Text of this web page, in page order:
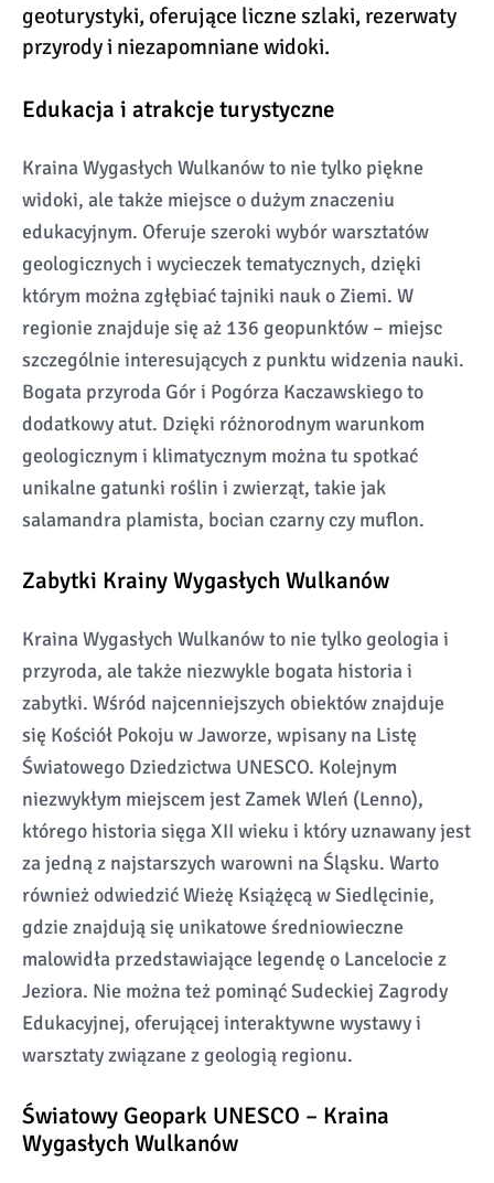
geoturystyki, oferujące liczne szlaki, rezerwaty
przyrody i niezapomniane widoki.
Edukacja i atrakcje turystyczne
Kraina Wygasłych Wulkanów to nie tylko piękne
widoki, ale także miejsce o dużym znaczeniu
edukacyjnym. Oferuje szeroki wybór warsztatów
geologicznych i wycieczek tematycznych, dzięki
którym można zgłębiać tajniki nauk o Ziemi. W
regionie znajduje się aż 136 geopunktów – miejsc
szczególnie interesujących z punktu widzenia nauki.
Bogata przyroda Gór i Pogórza Kaczawskiego to
dodatkowy atut. Dzięki różnorodnym warunkom
geologicznym i klimatycznym można tu spotkać
unikalne gatunki roślin i zwierząt, takie jak
salamandra plamista, bocian czarny czy muflon.
Zabytki Krainy Wygasłych Wulkanów
Kraina Wygasłych Wulkanów to nie tylko geologia i
przyroda, ale także niezwykle bogata historia i
zabytki. Wśród najcenniejszych obiektów znajduje
się Kościół Pokoju w Jaworze, wpisany na Listę
Światowego Dziedzictwa UNESCO. Kolejnym
niezwykłym miejscem jest Zamek Wleń (Lenno),
którego historia sięga XII wieku i który uznawany jest
za jedną z najstarszych warowni na Śląsku. Warto
również odwiedzić Wieżę Książęcą w Siedlęcinie,
gdzie znajdują się unikatowe średniowieczne
malowidła przedstawiające legendę o Lancelocie z
Jeziora. Nie można też pominąć Sudeckiej Zagrody
Edukacyjnej, oferującej interaktywne wystawy i
warsztaty związane z geologią regionu.
Światowy Geopark UNESCO – Kraina
Wygasłych Wulkanów